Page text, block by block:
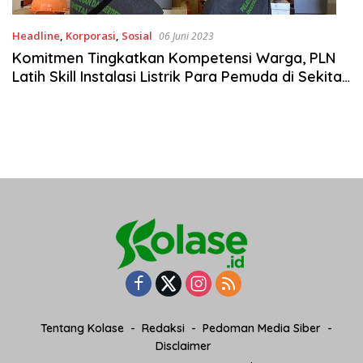
Headline, Korporasi, Sosial 06 Juni 2023
Komitmen Tingkatkan Kompetensi Warga, PLN
Latih Skill Instalasi Listrik Para Pemuda di Sekitar
Tentang Kolase Redaksi
Pedoman Media Siber
Disclaimer